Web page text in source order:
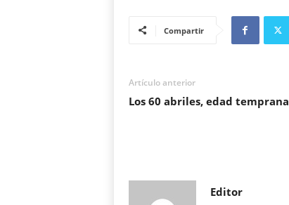
Compartir
Artículo anterior
Los 60 abriles, edad temprana
Editor